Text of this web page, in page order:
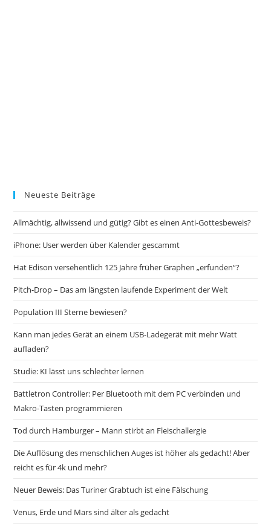
Neueste Beiträge
Allmächtig, allwissend und gütig? Gibt es einen Anti-Gottesbeweis?
iPhone: User werden über Kalender gescammt
Hat Edison versehentlich 125 Jahre früher Graphen „erfunden“?
Pitch-Drop – Das am längsten laufende Experiment der Welt
Population III Sterne bewiesen?
Kann man jedes Gerät an einem USB-Ladegerät mit mehr Watt
aufladen?
Studie: KI lässt uns schlechter lernen
Battletron Controller: Per Bluetooth mit dem PC verbinden und
Makro-Tasten programmieren
Tod durch Hamburger – Mann stirbt an Fleischallergie
Die Auflösung des menschlichen Auges ist höher als gedacht! Aber
reicht es für 4k und mehr?
Neuer Beweis: Das Turiner Grabtuch ist eine Fälschung
Venus, Erde und Mars sind älter als gedacht